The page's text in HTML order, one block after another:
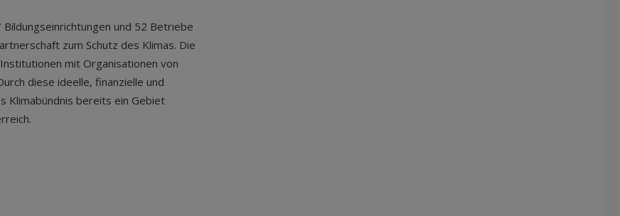
und 52 Betriebe
zum Schutz des Klimas. Die
mit Organisationen von
diese ideelle, finanzielle und
Klimabündnis bereits ein Gebiet